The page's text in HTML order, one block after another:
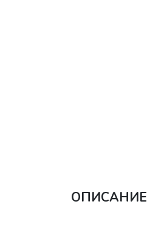
ОПИСАНИЕ